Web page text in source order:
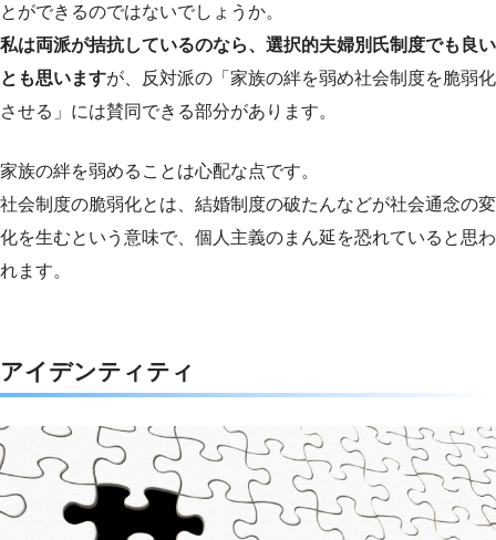
とができるのではないでしょうか。
私は両派が拮抗しているのなら、選択的夫婦別氏制度でも良い
とも思いますが、反対派の「家族の絆を弱め社会制度を脆弱化
させる」には賛同できる部分があります。
家族の絆を弱めることは心配な点です。
社会制度の脆弱化とは、結婚制度の破たんなどが社会通念の変
化を生むという意味で、個人主義のまん延を恐れていると思わ
れます。
アイデンティティ